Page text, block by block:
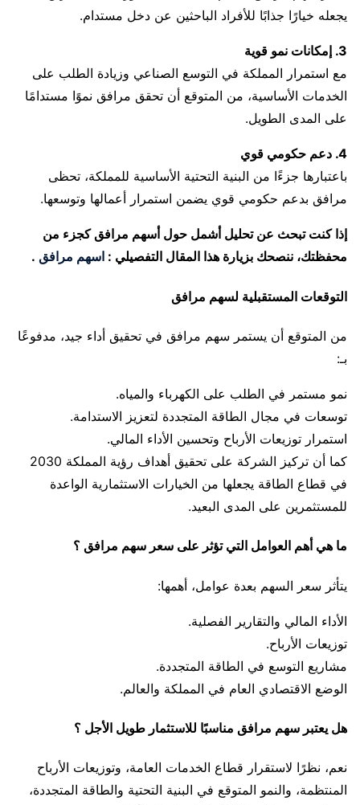
يجعله خيارًا جذابًا للأفراد الباحثين عن دخل مستدام.
3. إمكانات نمو قوية
مع استمرار المملكة في التوسع الصناعي وزيادة الطلب على
الخدمات الأساسية، من المتوقع أن تحقق مرافق نموًا مستدامًا
على المدى الطويل.
4. دعم حكومي قوي
باعتبارها جزءًا من البنية التحتية الأساسية للمملكة، تحظى
مرافق بدعم حكومي قوي يضمن استمرار أعمالها وتوسعها.
إذا كنت تبحث عن تحليل أشمل حول أسهم مرافق كجزء من
محفظتك، ننصحك بزيارة هذا المقال التفصيلي : اسهم مرافق .
التوقعات المستقبلية لسهم مرافق
من المتوقع أن يستمر سهم مرافق في تحقيق أداء جيد، مدفوعًا
بـ:
نمو مستمر في الطلب على الكهرباء والمياه.
توسعات في مجال الطاقة المتجددة لتعزيز الاستدامة.
استمرار توزيعات الأرباح وتحسين الأداء المالي.
كما أن تركيز الشركة على تحقيق أهداف رؤية المملكة 2030
في قطاع الطاقة يجعلها من الخيارات الاستثمارية الواعدة
للمستثمرين على المدى البعيد.
ما هي أهم العوامل التي تؤثر على سعر سهم مرافق ؟
يتأثر سعر السهم بعدة عوامل، أهمها:
الأداء المالي والتقارير الفصلية.
توزيعات الأرباح.
مشاريع التوسع في الطاقة المتجددة.
الوضع الاقتصادي العام في المملكة والعالم.
هل يعتبر سهم مرافق مناسبًا للاستثمار طويل الأجل ؟
نعم، نظرًا لاستقرار قطاع الخدمات العامة، وتوزيعات الأرباح
المنتظمة، والنمو المتوقع في البنية التحتية والطاقة المتجددة،